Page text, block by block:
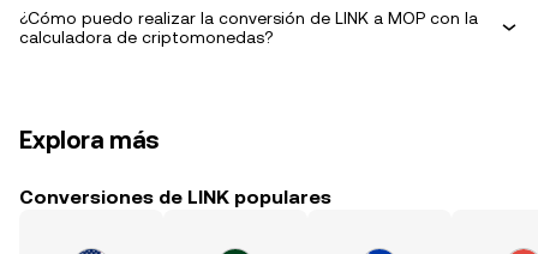
¿Cómo puedo realizar la conversión de LINK a MOP con la
calculadora de criptomonedas?
Explora más
Conversiones de LINK populares